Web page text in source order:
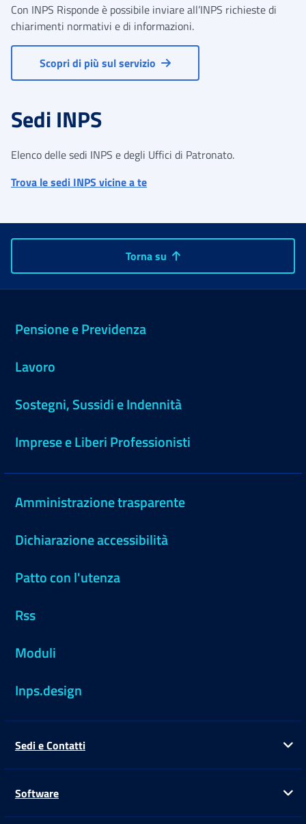
Con INPS Risponde è possibile inviare all’INPS richieste di
chiarimenti normativi e di informazioni.
Scopri di più sul servizio
Sedi INPS
Elenco delle sedi INPS e degli Uffici di Patronato.
Trova le sedi INPS vicine a te
Torna su
Pensione e Previdenza
Lavoro
Sostegni, Sussidi e Indennità
Imprese e Liberi Professionisti
Amministrazione trasparente
Dichiarazione accessibilità
Patto con l'utenza
Rss
Moduli
Inps.design
Sedi e Contatti
Software